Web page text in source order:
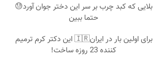
بلایی که کبد چرب بر سر این دختر جوان آورد😓
حتما ببین
برای اولین بار در ایران🇮🇷 این دکتر کرم ترمیم
کننده 23 روزه ساخت!